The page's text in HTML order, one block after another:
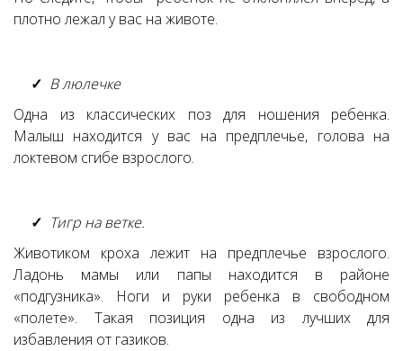
плотно лежал у вас на животе.
В люлечке
Одна из классических поз для ношения ребенка.
Малыш находится у вас на предплечье, голова на
локтевом сгибе взрослого.
Тигр на ветке.
Животиком кроха лежит на предплечье взрослого.
Ладонь мамы или папы находится в районе
«подгузника». Ноги и руки ребенка в свободном
«полете». Такая позиция одна из лучших для
избавления от газиков.